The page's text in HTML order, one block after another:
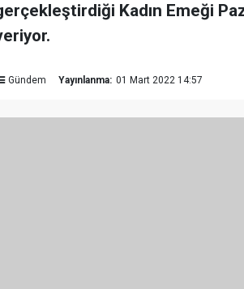
Kadın Emeği
Gündem Yayınlanma: 01 Mart 2022 14:57